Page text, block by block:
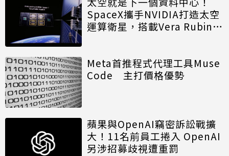
SpaceX攜手NVIDIA打造太空
運算衛星，搭載Vera Rubin運
Meta首推程式代理工具Muse
Code 主打價格優勢
蘋果與OpenAI竊密訴訟戰擴
大！11名前員工捲入 OpenAI
另涉招募歧視遭重罰